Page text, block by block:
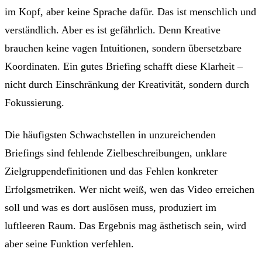
im Kopf, aber keine Sprache dafür. Das ist menschlich und
verständlich. Aber es ist gefährlich. Denn Kreative
brauchen keine vagen Intuitionen, sondern übersetzbare
Koordinaten. Ein gutes Briefing schafft diese Klarheit –
nicht durch Einschränkung der Kreativität, sondern durch
Fokussierung.
Die häufigsten Schwachstellen in unzureichenden
Briefings sind fehlende Zielbeschreibungen, unklare
Zielgruppendefinitionen und das Fehlen konkreter
Erfolgsmetriken. Wer nicht weiß, wen das Video erreichen
soll und was es dort auslösen muss, produziert im
luftleeren Raum. Das Ergebnis mag ästhetisch sein, wird
aber seine Funktion verfehlen.